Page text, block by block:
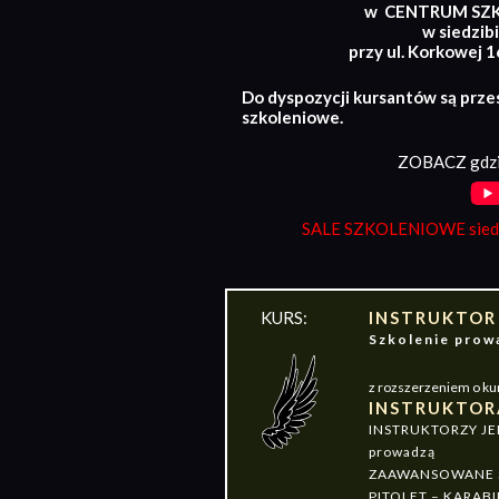
w CENTRUM
w
przy ul. Korkowej
Do dyspozycji kursantów są
szkoleniowe.
ZOBACZ
SALE SZKOLENIOWE
KURS:
Szkolenie
z rozszerzeniem o
INSTRUKTORZY
prowadzą
ZAAWANSOWANE